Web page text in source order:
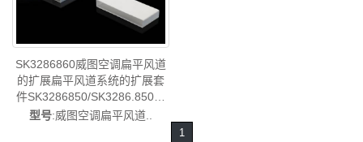
SK3286860威图空调扁平风道
的扩展扁平风道系统的扩展套
件SK3286850/SK3286.850用
于机柜在宽度深度以及高度上
型号:威图空调扁平风道..
1